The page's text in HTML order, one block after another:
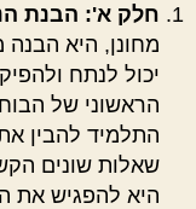
חלק א': הבנת
מחונן, היא
יכול לנתח
הראשוני של
התלמיד להבין
שאלות שונים
היא להפגיש את